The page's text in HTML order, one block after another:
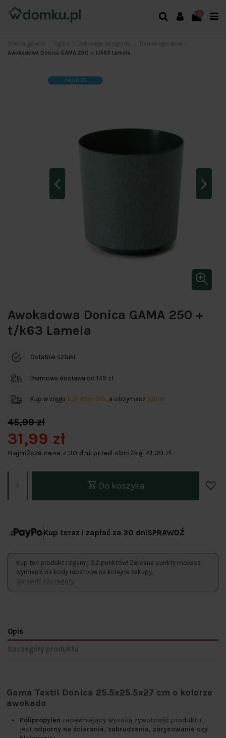
Strona główna Ogród Dekoracje do ogrodu
Donice ogrodowe
Awokadowa Donica GAMA 250 + t/k63 Lamela
-14,00 ZŁ
Awokadowa Donica GAMA 250 +
t/k63 Lamela
Ostatnie sztuki
Darmowa dostawa od 149 zł
Kup w ciągu 10h 45m 24s, a otrzymasz jutro!
45,99 zł
31,99 zł
Najniższa cena z 30 dni przed obniżką: 41,39 zł
Do koszyka
Kup teraz i zapłać za 30 dniSPRAWDŹ
Kup ten produkt i zgarnij 3.2 punktów! Zebrane punkty możesz
wymienić na kody rabatowe na kolejne zakupy.
Sprawdź szczegóły.
Opis
Szczegóły produktu
Gama Textil Donica 25.5x25.5x27 cm o kolorze
awokado
Polipropylen zapewniający wysoką żywotność produktu,
jest odporny na ścieranie, zabrudzenia, zarysowanie czy